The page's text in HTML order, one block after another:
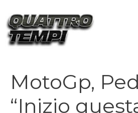
contenuto
MotoGp,
“Inizio